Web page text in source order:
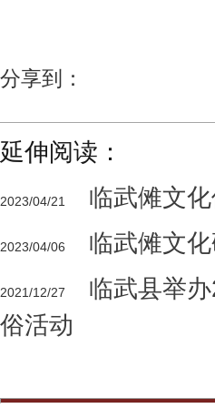
分享到：
延伸阅读：
2023/04/21 临武傩文
2023/04/06 临武傩文
2021/12/27
临武县举
俗活动